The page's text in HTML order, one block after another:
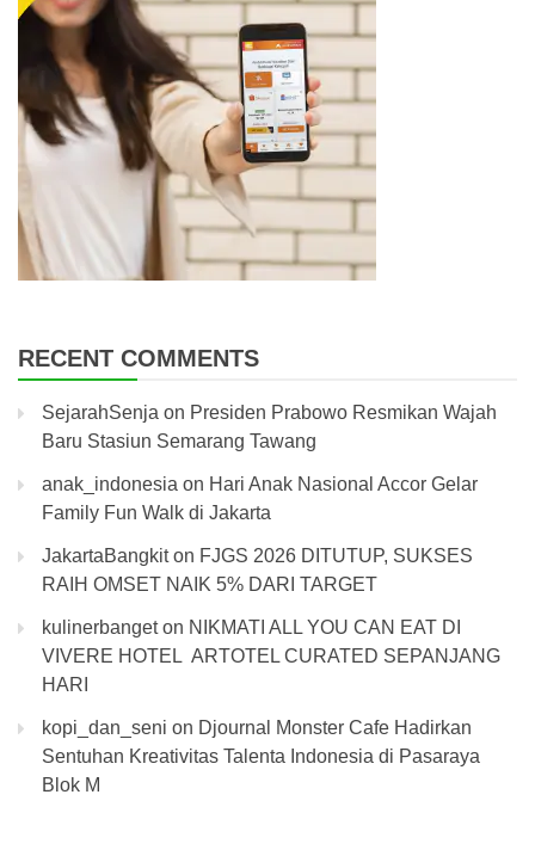
RECENT COMMENTS
SejarahSenja on Presiden Prabowo Resmikan Wajah
Baru Stasiun Semarang Tawang
anak_indonesia on Hari Anak Nasional Accor Gelar
Family Fun Walk di Jakarta
JakartaBangkiton FJGS 2026 DITUTUP, SUKSES
RAIH OMSET NAIK 5% DARI TARGET
kulinerbangeton NIKMATI ALL YOU CAN EAT DI
VIVERE HOTEL ARTOTEL CURATED SEPANJANG
HARI
kopi_dan_seni on Djournal Monster Cafe Hadirkan
Sentuhan Kreativitas Talenta Indonesia di Pasaraya
Blok M